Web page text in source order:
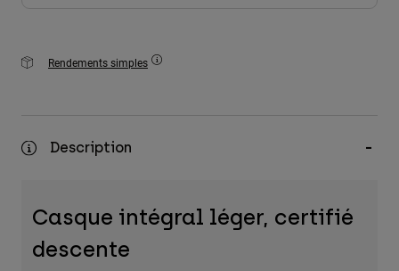
Rendements simples
Description
Casque intégral léger, certifié
descente